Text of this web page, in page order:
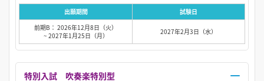
出願期間
試験日
前期B： 2026年12月8日（火）
~ 2027年1月25日（月）
2027年2月3日（水）